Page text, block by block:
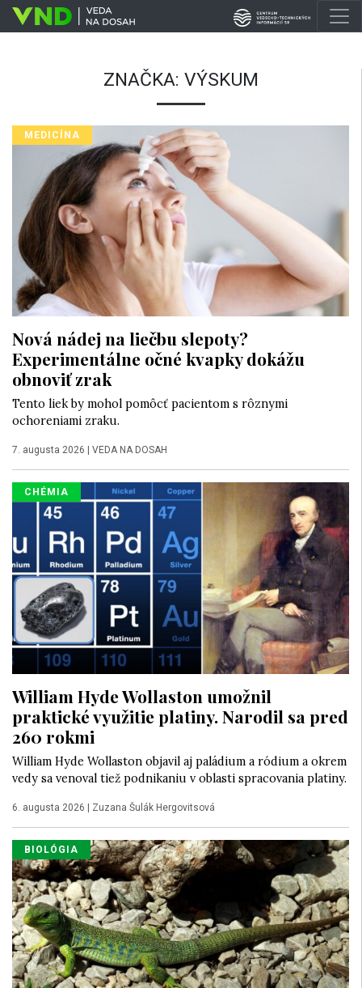
ZNAČKA: VÝSKUM
MEDICÍNA
Nová nádej na liečbu slepoty?
Experimentálne očné kvapky dokážu
obnoviť zrak
Tento liek by mohol pomôcť pacientom s rôznymi
ochoreniami zraku.
7. augusta 2026 VEDA NA DOSAH
CHÉMIA
William Hyde Wollaston umožnil
praktické využitie platiny. Narodil sa pred
260 rokmi
William Hyde Wollaston objavil aj paládium a ródium a okrem
vedy sa venoval tiež podnikaniu v oblasti spracovania platiny.
6. augusta 2026 | Zuzana Šulák Hergovitsová
BIOLÓGIA